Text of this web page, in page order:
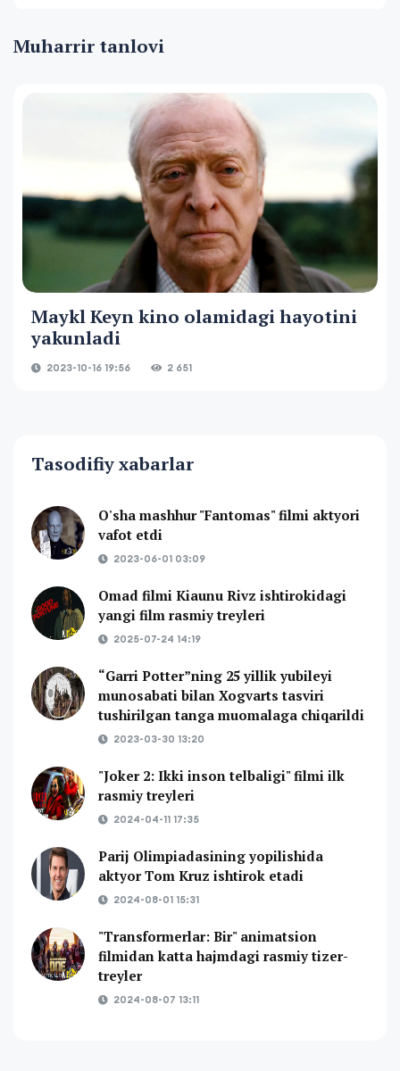
Muharrir tanlovi
Maykl Keyn kino olamidagi hayotini
yakunladi
2023-10-16 19:56 2 651
Tasodifiy xabarlar
O'sha mashhur "Fantomas" filmi aktyori
vafot etdi
2023-06-01 03:09
Omad filmi Kiaunu Rivz ishtirokidagi
yangi film rasmiy treyleri
2025-07-24 14:19
“Garri Potter”ning 25 yillik yubileyi
munosabati bilan Xogvarts tasviri
tushirilgan tanga muomalaga chiqarildi
2023-03-30 13:20
"Joker 2: Ikki inson telbaligi" filmi ilk
rasmiy treyleri
2024-04-11 17:35
Parij Olimpiadasining yopilishida
aktyor Tom Kruz ishtirok etadi
2024-08-01 15:31
"Transformerlar: Bir" animatsion
filmidan katta hajmdagi rasmiy tizer-
treyler
2024-08-07 13:11